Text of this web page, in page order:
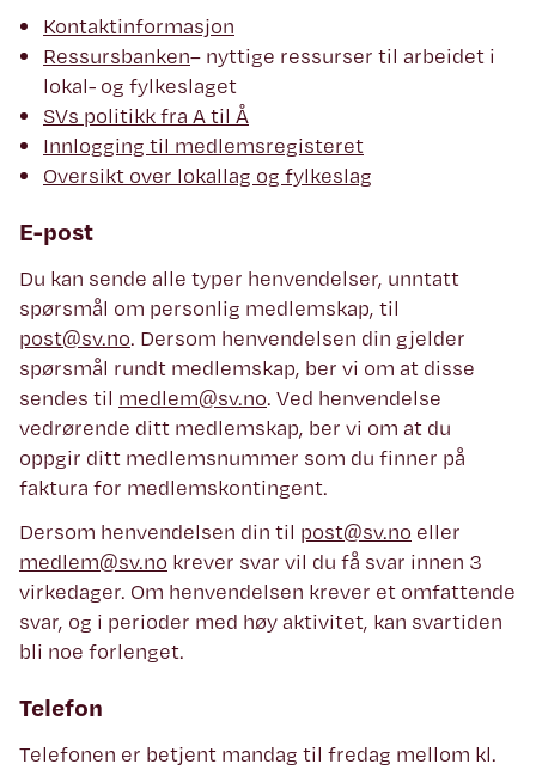
Kontaktinformasjon
Ressursbanken– nyttige ressurser til arbeidet i
lokal- og fylkeslaget
SVs politikk fra A til Å
Innlogging til medlemsregisteret
Oversikt over lokallag og fylkeslag
E-post
Du kan sende alle typer henvendelser, unntatt
spørsmål om personlig medlemskap, til
post@sv.no. Dersom henvendelsen din gjelder
spørsmål rundt medlemskap, ber vi om at disse
sendes til medlem@sv.no. Ved henvendelse
vedrørende ditt medlemskap, ber vi om at du
oppgir ditt medlemsnummer som du finner på
faktura for medlemskontingent.
Dersom henvendelsen din til post@sv.no eller
medlem@sv.no krever svar vil du få svar innen 3
virkedager. Om henvendelsen krever et omfattende
svar, og i perioder med høy aktivitet, kan svartiden
bli noe forlenget.
Telefon
Telefonen er betjent mandag til fredag mellom kl.